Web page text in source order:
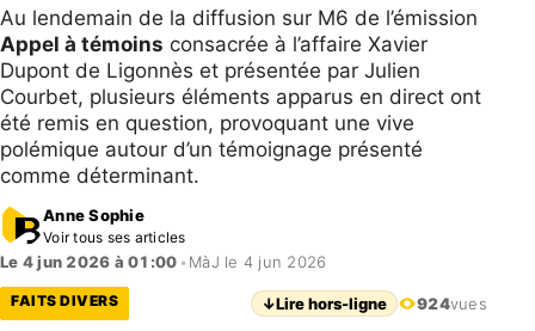
Au lendemain de la diffusion sur M6 de l’émission
Appel à témoins consacrée à l’affaire Xavier
Dupont de Ligonnès et présentée par Julien
Courbet, plusieurs éléments apparus en direct ont
été remis en question, provoquant une vive
polémique autour d’un témoignage présenté
comme déterminant.
Anne Sophie
Voir tous ses articles
Le 4 jun 2026 à 01:00 • MàJ le 4 jun 2026
FAITS DIVERS ↓Lire hors-ligne 924vues